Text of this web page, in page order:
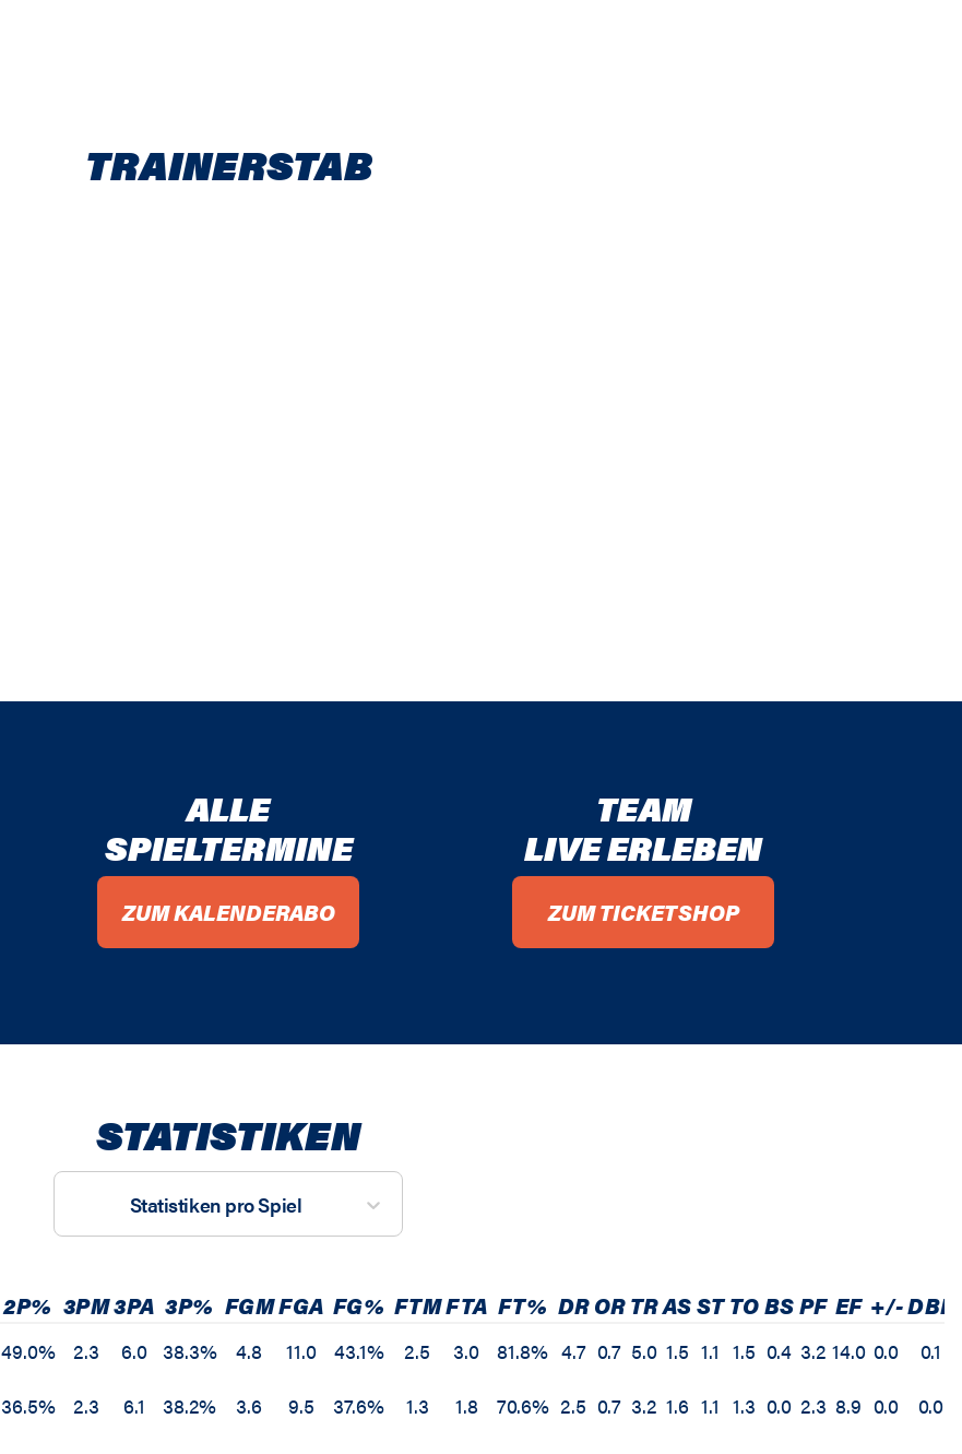
TRAINERSTAB
ALLE
SPIELTERMINE
ZUM KALENDERABO
TEAM
LIVE ERLEBEN
ZUM TICKETSHOP
STATISTIKEN
Statistiken pro Spiel
2P% 3PM3PA 3P% FGMFGA FG% FTMFTA FT% DRORTRASSTTOBSPF EF +/-DBL
49.0% 2.3 6.0 38.3% 4.8 11.0 43.1% 2.5 3.0 81.8% 4.7 0.7 5.0 1.5 1.1 1.5 0.4 3.2 14.0 0.0
0.1
36.5% 2.3 6.1 38.2% 3.6 9.5 37.6% 1.3 1.8 70.6% 2.5 0.7 3.2 1.6 1.1 1.3 0.0 2.3 8.9 0.0
0.0